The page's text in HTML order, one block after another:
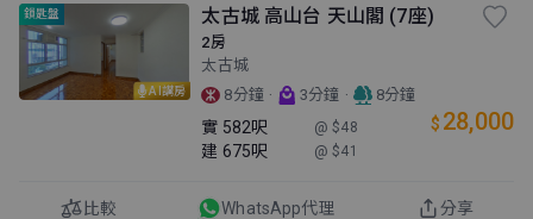
AI講房
鎖匙盤 太古城 高山台 天山閣 (7座)
2房
太古城
8分鐘 · 3分鐘 · 8分鐘
實 582呎 @ $48
建 675呎 @ $41
$ 28,000
比較 WhatsApp代理 分享